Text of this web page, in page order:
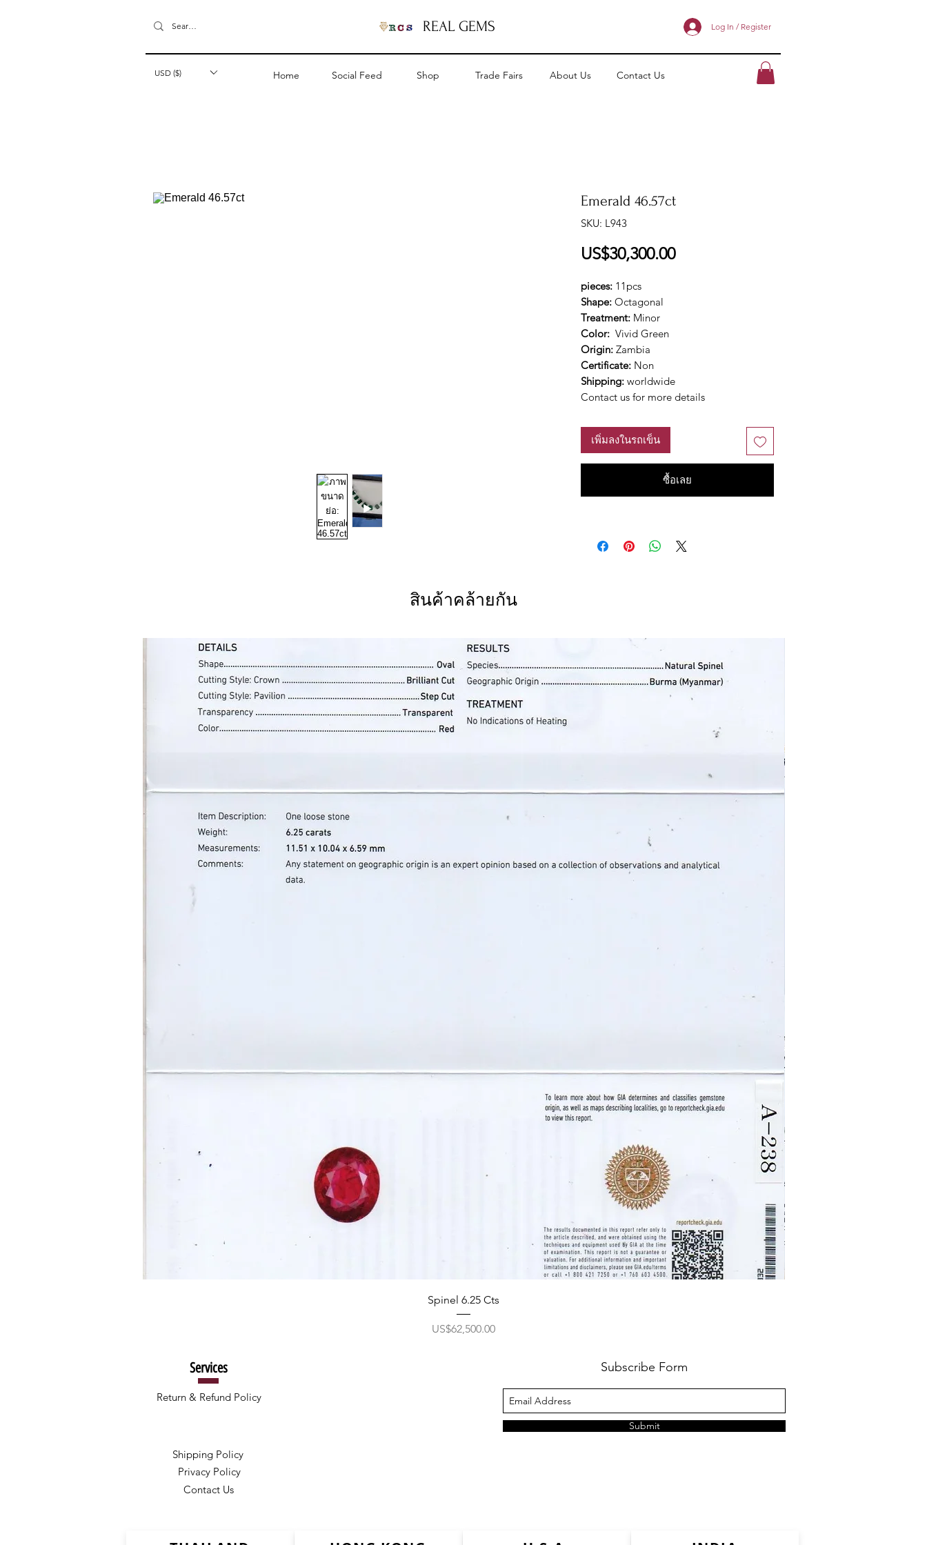
REAL GEMS Log In / Register
USD ($) Home Social Feed Shop Trade Fairs About Us Contact Us
สินค้าคล้ายกัน
Spinel 6.25 Cts
ราคา
US$62,500.00
Emerald 46.57ct
SKU: L943
US$30,300.00ราคา
pieces: 11pcs
Shape: Octagonal
Treatment: Minor
Color: Vivid Green
Origin: Zambia
Certificate: Non
Shipping: worldwide
Contact us for more details
เพิ่มลงในรถเข็น
ซื้อเลย
Services
Return & Refund Policy
Subscribe Form
Submit
Shipping Policy
Privacy Policy
Contact Us